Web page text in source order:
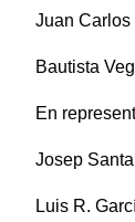
Juan Carlos
Bautista
En
Josep
Luis R.